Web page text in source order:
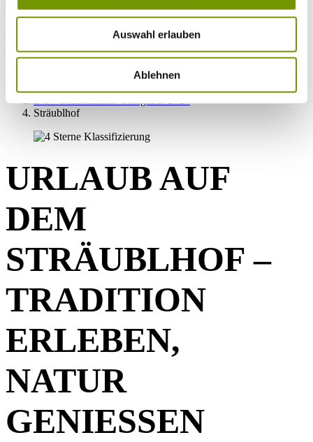
Auswahl erlauben
Ablehnen
zur Webcam
info@waginger-see.deKontaktformular
Unterkünfte & Camping
Sträublhof
URLAUB AUF
DEM
STRÄUBLHOF –
TRADITION
ERLEBEN,
NATUR
GENIESSEN